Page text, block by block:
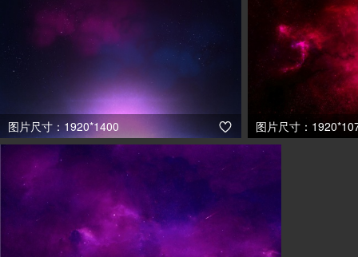
图片尺寸：1920*1400  图片尺寸：